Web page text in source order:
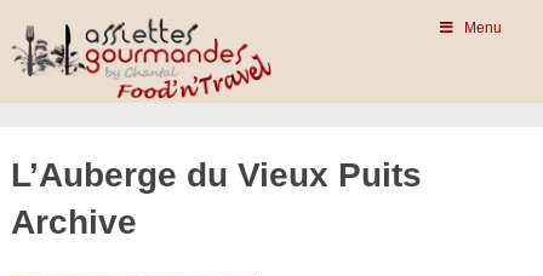
Menu
L’Auberge du Vieux Puits
Archive